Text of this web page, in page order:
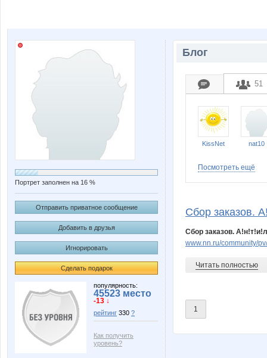
Портрет заполнен на 16 %
Отправить приватное сообщение
Добавить в друзья
Игнорировать
Сделать подарок
популярность:
45523 место
-13 ↓
рейтинг 330 ?
Как получить
уровень?
Блог
51
KissNet nat10
Chupsik
Посмотреть ещё
Сбор заказов.
Сбор заказов.
www.nn.ru/community/
Читать полностью
1